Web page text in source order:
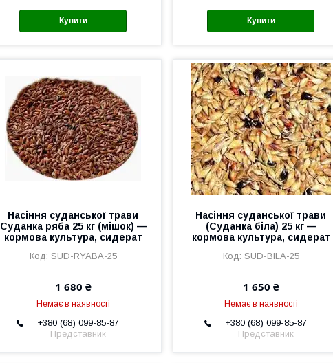
Купити Купити
Насіння суданської трави
Суданка ряба 25 кг (мішок) —
кормова культура, сидерат
SUD-RYABA-25
1 680 ₴
Немає в наявності
+380 (68) 099-85-87
Представник
Насіння суданської трави
(Суданка біла) 25 кг —
кормова культура, сидерат
SUD-BILA-25
1 650 ₴
Немає в наявності
+380 (68) 099-85-87
Представник